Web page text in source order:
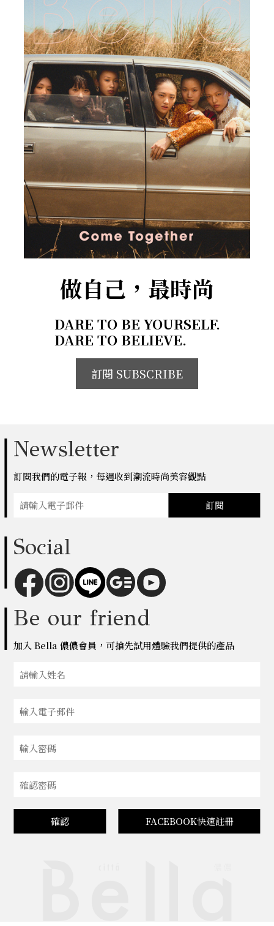
做自己，最時尚
DARE TO BE YOURSELF.
DARE TO BELIEVE.
訂閱 SUBSCRIBE
Newsletter
訂閱我們的電子報，每週收到潮流時尚美容觀點
訂閱
Social
Be our friend
加入 Bella 儂儂會員，可搶先試用體驗我們提供的產品
確認 FACEBOOK快速註冊